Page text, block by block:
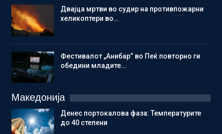
Двајца мртви во судир на противпожарни
хеликоптери во…
Фестивалот „Анибар“ во Пеќ повторно ги
обедини младите…
Македонија
Денес портокалова фаза: Температурите
до 40 степени